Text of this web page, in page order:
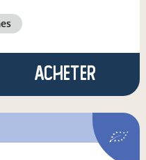
Acheter